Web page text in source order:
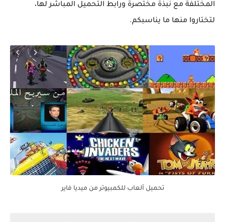
المختلفة مع نبذة مختصرة ورابط التحميل المباشر لها،
لتختاروا منها ما يناسبكم.
تحميل ألعاب للكمبيوتر من ميديا فاير